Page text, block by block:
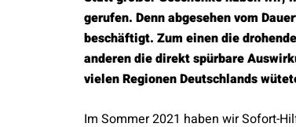
gerufen. Denn abgesehen vom
beschäftigt. Zum einen die
anderen die direkt spürbare
vielen Regionen Deutschlands
Im Sommer 2021 haben wir Sofort-